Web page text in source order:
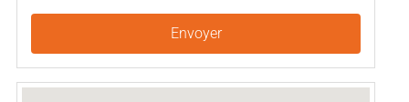
Envoyer